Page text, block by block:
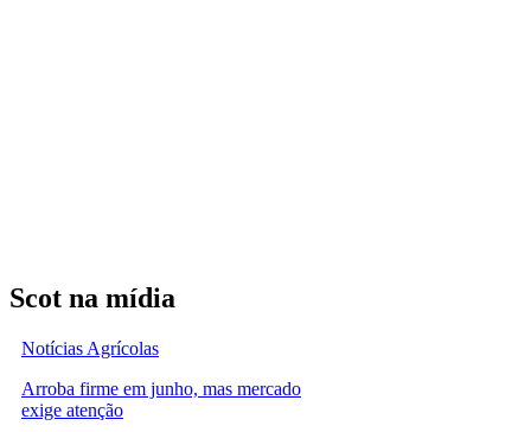
Scot na mídia
Notícias Agrícolas
Arroba firme em junho, mas mercado
exige atenção